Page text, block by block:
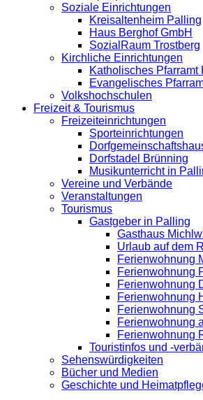
Soziale Einrichtungen
Kreisaltenheim Palling
Haus Berghof GmbH
SozialRaum Trostberg
Kirchliche Einrichtungen
Katholisches Pfarramt
Evangelisches
Volkshochschulen
Freizeit & Tourismus
Freizeiteinrichtungen
Sporteinrichtungen
Dorfstadel Brünning
Musikunterricht in
Vereine und Verbände
Veranstaltungen
Tourismus
Gastgeber in Palling
Gasthaus
Urlaub auf dem
Ferienwohnung
Ferienwohnung
Ferienwohnung
Ferienwohnung
Ferienwohnung
Ferienwohnung
Ferienwohnung
Touristinfos und -
Sehenswürdigkeiten
Bücher und Medien
Geschichte und